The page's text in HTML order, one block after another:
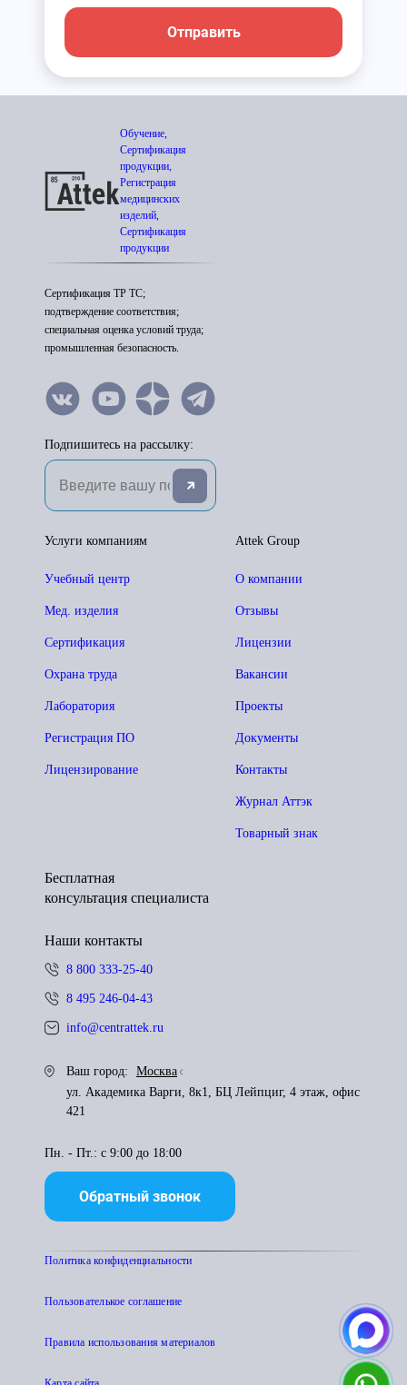
Отправить
Обучение,
Сертификация
продукции,
Регистрация
медицинских
изделий,
Сертификация
продукции
Сертификация ТР ТС;
подтверждение соответствия;
специальная оценка условий труда;
промышленная безопасность.
Подпишитесь на рассылку:
Attek Group
О компании
Отзывы
Лицензии
Вакансии
Проекты
Документы
Контакты
Журнал Аттэк
Товарный знак
Услуги компаниям
Учебный центр
Мед. изделия
Сертификация
Охрана труда
Лаборатория
Регистрация ПО
Лицензирование
Бесплатная
консультация специалиста
Наши контакты
8 800 333-25-40
8 495 246-04-43
info@centrattek.ru
Ваш город:
Москва
ул. Академика Варги, 8к1, БЦ Лейпциг, 4 этаж, офис
421
Пн. - Пт.: с 9:00 до 18:00
Обратный звонок
Политика конфиденциальности
Пользователькое соглашение
Правила использования материалов